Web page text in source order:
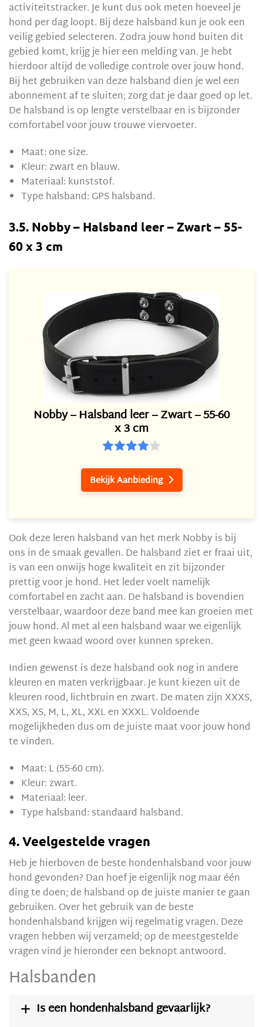
activiteitstracker. Je kunt dus ook meten hoeveel je
hond per dag loopt. Bij deze halsband kun je ook een
veilig gebied selecteren. Zodra jouw hond buiten dit
gebied komt, krijg je hier een melding van. Je hebt
hierdoor altijd de volledige controle over jouw hond.
Bij het gebruiken van deze halsband dien je wel een
abonnement af te sluiten; zorg dat je daar goed op let.
De halsband is op lengte verstelbaar en is bijzonder
comfortabel voor jouw trouwe viervoeter.
Maat: one size.
Kleur: zwart en blauw.
Materiaal: kunststof.
Type halsband: GPS halsband.
3.5. Nobby – Halsband leer – Zwart – 55-
60 x 3 cm
Nobby – Halsband leer – Zwart – 55-60
x 3 cm
Bekijk Aanbieding 
Ook deze leren halsband van het merk Nobby is bij
ons in de smaak gevallen. De halsband ziet er fraai uit,
is van een onwijs hoge kwaliteit en zit bijzonder
prettig voor je hond. Het leder voelt namelijk
comfortabel en zacht aan. De halsband is bovendien
verstelbaar, waardoor deze band mee kan groeien met
jouw hond. Al met al een halsband waar we eigenlijk
met geen kwaad woord over kunnen spreken.
Indien gewenst is deze halsband ook nog in andere
kleuren en maten verkrijgbaar. Je kunt kiezen uit de
kleuren rood, lichtbruin en zwart. De maten zijn XXXS,
XXS, XS, M, L, XL, XXL en XXXL. Voldoende
mogelijkheden dus om de juiste maat voor jouw hond
te vinden.
Maat: L (55-60 cm).
Kleur: zwart.
Materiaal: leer.
Type halsband: standaard halsband.
4. Veelgestelde vragen
Heb je hierboven de beste hondenhalsband voor jouw
hond gevonden? Dan hoef je eigenlijk nog maar één
ding te doen; de halsband op de juiste manier te gaan
gebruiken. Over het gebruik van de beste
hondenhalsband krijgen wij regelmatig vragen. Deze
vragen hebben wij verzameld; op de meestgestelde
vragen vind je hieronder een beknopt antwoord.
Halsbanden
 Is een hondenhalsband gevaarlijk?